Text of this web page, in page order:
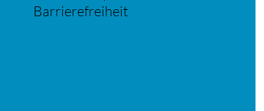
Barrierefreiheit